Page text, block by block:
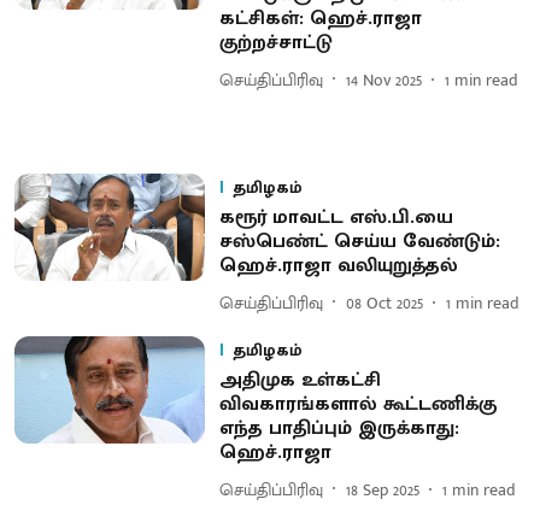
கட்சிகள்: ஹெச்.ராஜா
குற்றச்சாட்டு
செய்திப்பிரிவு 14 Nov 2025 1 min read
தமிழகம்
கரூர் மாவட்ட எஸ்.பி.யை
சஸ்பெண்ட் செய்ய வேண்டும்:
ஹெச்.ராஜா வலியுறுத்தல்
செய்திப்பிரிவு 08 Oct 2025 1 min read
தமிழகம்
அதிமுக உள்கட்சி
விவகாரங்களால் கூட்டணிக்கு
எந்த பாதிப்பும் இருக்காது:
ஹெச்.ராஜா
செய்திப்பிரிவு 18 Sep 2025 1 min read